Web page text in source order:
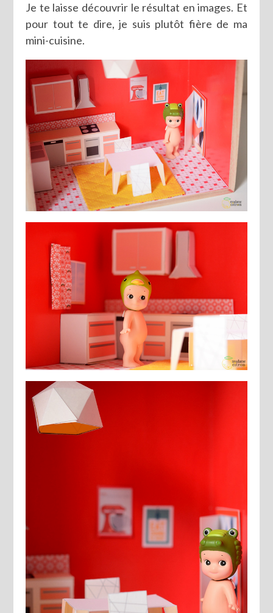
Je te laisse découvrir le résultat en images. Et
pour tout te dire, je suis plutôt fière de ma
mini-cuisine.